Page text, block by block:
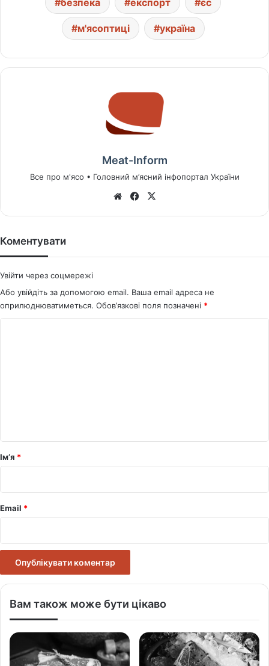
безпека експорт єс
м'ясоптиці україна
Meat-Inform
Все про м'ясо • Головний м’ясний інфопортал України
We
Fa
Коментувати
Увійти через соцмережі
Або увійдіть за допомогою email. Ваша email адреса не
оприлюднюватиметься. Обов’язкові поля позначені *
р
Ім’я *
Email *
Вам також може бути цікаво